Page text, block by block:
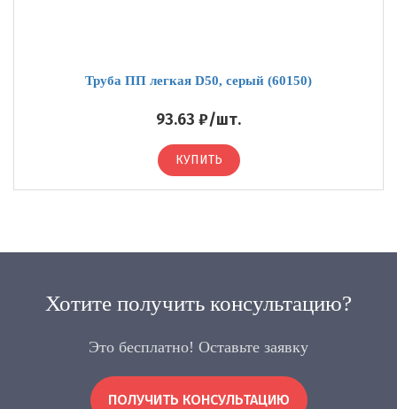
Труба ПП легкая D50, серый (60150)
93.63 ₽/шт.
КУПИТЬ
Хотите получить консультацию?
Это бесплатно! Оставьте заявку
ПОЛУЧИТЬ КОНСУЛЬТАЦИЮ